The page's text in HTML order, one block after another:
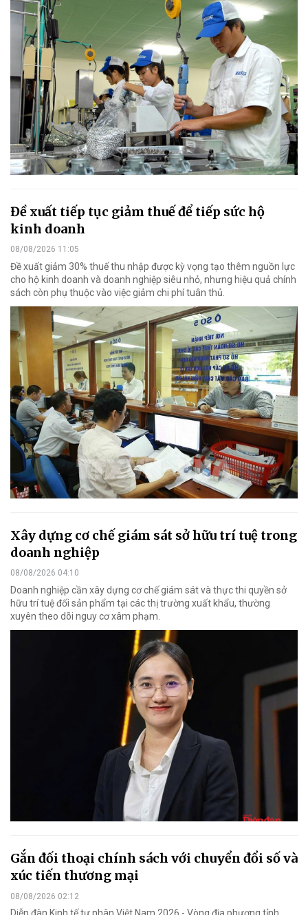
Đề xuất tiếp tục giảm thuế để tiếp sức hộ
kinh doanh
08/08/2026 11:05
Đề xuất giảm 30% thuế thu nhập được kỳ vọng tạo thêm nguồn lực
cho hộ kinh doanh và doanh nghiệp siêu nhỏ, nhưng hiệu quả chính
sách còn phụ thuộc vào việc giảm chi phí tuân thủ.
Xây dựng cơ chế giám sát sở hữu trí tuệ trong
doanh nghiệp
08/08/2026 04:10
Doanh nghiệp cần xây dựng cơ chế giám sát và thực thi quyền sở
hữu trí tuệ đối sản phẩm tại các thị trường xuất khẩu, thường
xuyên theo dõi nguy cơ xâm phạm.
Gắn đối thoại chính sách với chuyển đổi số và
xúc tiến thương mại
08/08/2026 02:12